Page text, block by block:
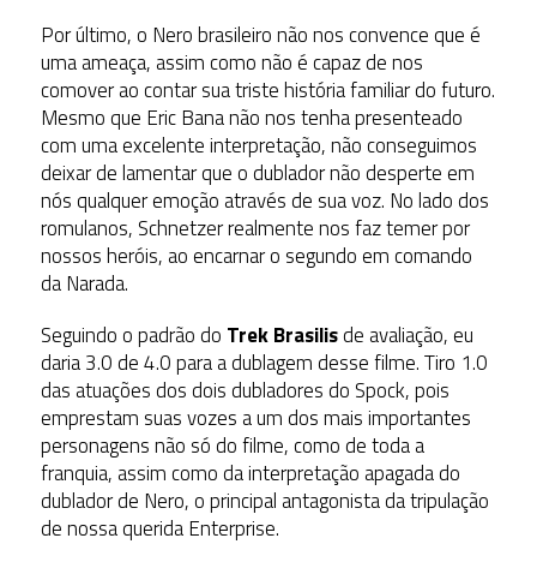
Por último, o Nero brasileiro não nos convence que é
uma ameaça, assim como não é capaz de nos
comover ao contar sua triste história familiar do futuro.
Mesmo que Eric Bana não nos tenha presenteado
com uma excelente interpretação, não conseguimos
deixar de lamentar que o dublador não desperte em
nós qualquer emoção através de sua voz. No lado dos
romulanos, Schnetzer realmente nos faz temer por
nossos heróis, ao encarnar o segundo em comando
da Narada.
Seguindo o padrão do Trek Brasilisde avaliação, eu
daria 3.0 de 4.0 para a dublagem desse filme. Tiro 1.0
das atuações dos dois dubladores do Spock, pois
emprestam suas vozes a um dos mais importantes
personagens não só do filme, como de toda a
franquia, assim como da interpretação apagada do
dublador de Nero, o principal antagonista da tripulação
de nossa querida Enterprise.